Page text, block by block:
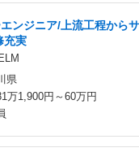
ンジニア/上流工程から
充実
県
万1,900円～60万円